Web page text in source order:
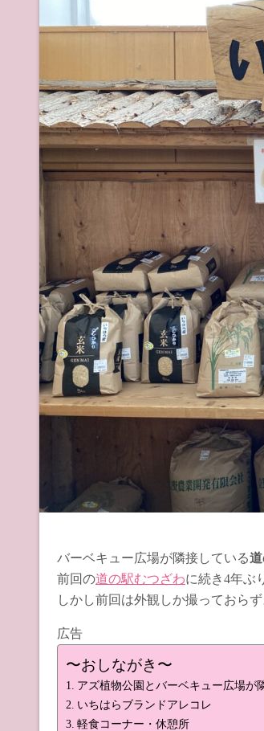
バーベキュー広場が隣接している
前回の道の駅むつざわに続き4年ぶ
しかし前回は外観しか撮っておら
広告
〜おしながき〜
アズ植物公園とバーベキュー広場が
いちはらブランドアレコレ
軽食コーナー・休憩所